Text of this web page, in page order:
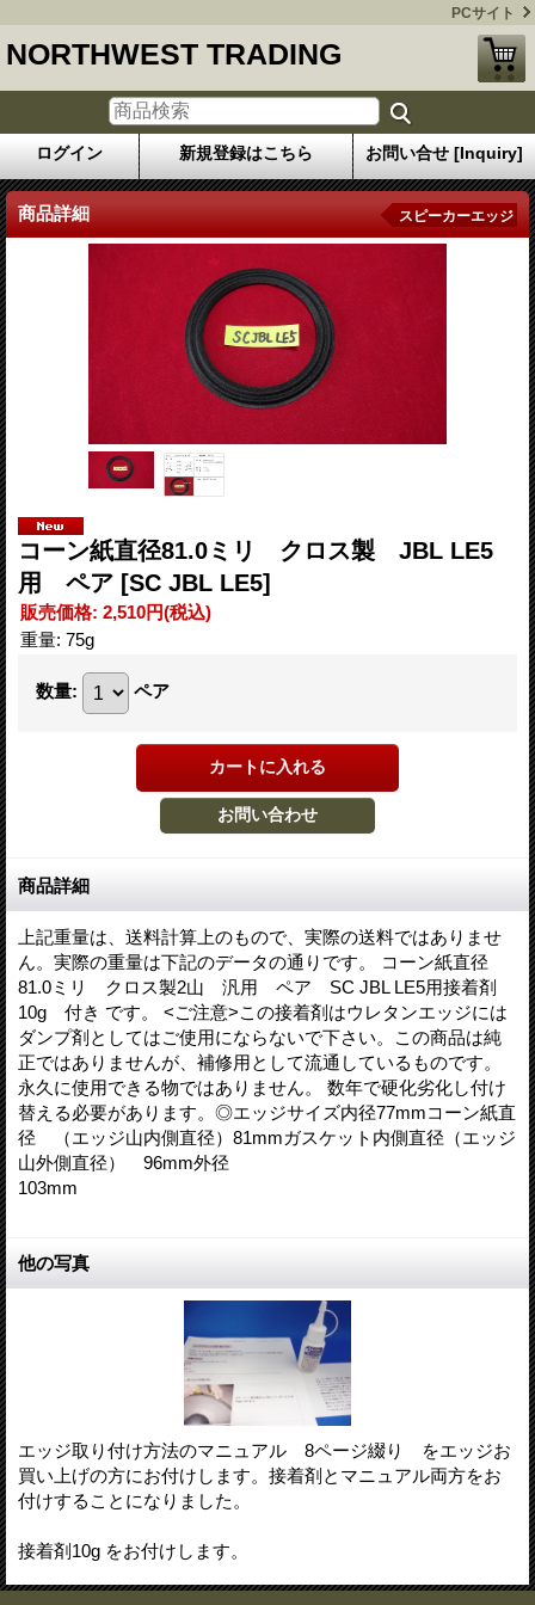
PCサイト
NORTHWEST TRADING
ログイン 新規登録はこちら お問い合せ [Inquiry]
商品詳細 スピーカーエッジ
コーン紙直径81.0ミリ クロス製 JBL LE5
用 ペア [SC JBL LE5]
販売価格: 2,510円(税込)
重量: 75g
数量: ペア
商品詳細
上記重量は、送料計算上のもので、実際の送料ではありませ
ん。実際の重量は下記のデータの通りです。 コーン紙直径
81.0ミリ クロス製2山 汎用 ペア SC JBL LE5用接着剤
10g 付き です。 <ご注意>この接着剤はウレタンエッジには
ダンプ剤としてはご使用にならないで下さい。この商品は純
正ではありませんが、補修用として流通しているものです。
永久に使用できる物ではありません。 数年で硬化劣化し付け
替える必要があります。◎エッジサイズ内径77mmコーン紙直
径 （エッジ山内側直径）81mmガスケット内側直径（エッジ
山外側直径） 96mm外径
他の写真
エッジ取り付け方法のマニュアル 8ページ綴り をエッジお
買い上げの方にお付けします。接着剤とマニュアル両方をお
付けすることになりました。
接着剤10g をお付けします。